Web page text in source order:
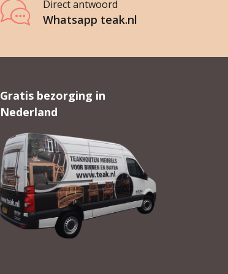
Direct antwoord
Whatsapp teak.nl
Gratis bezorging in
Nederland